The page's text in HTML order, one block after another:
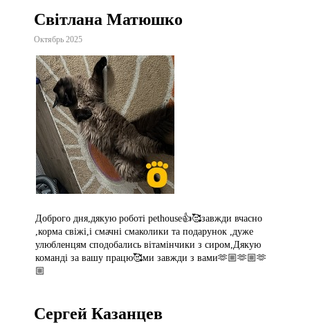
Світлана Матюшко
Октябрь 2025
Доброго дня,дякую роботі pethouse👍🥰завжди вчасно
,корма свіжі,і смачні смаколики та подарунок ,дуже
улюбленцям сподобались вітамінчики з сиром,Дякую
команді за вашу працю🥰ми завжди з вами🫶🏼🫶🏼🫶
🏼
Сергей Казанцев